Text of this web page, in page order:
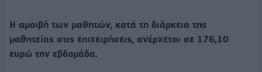
Η αμοιβή των μαθητών, κατά τη διάρκεια της
μαθητείας στις επιχειρήσεις, ανέρχεται σε 176,10
ευρώ την εβδομάδα.